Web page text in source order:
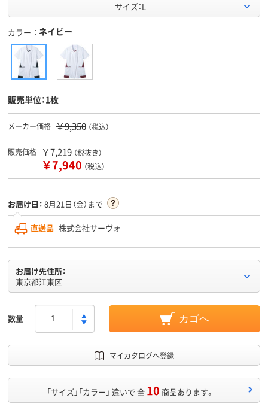
サイズ：L
カラー ネイビー
販売単位：1枚
メーカー価格 ￥9,350 （税込）
販売価格 ￥7,219 （税抜き）
￥7,940 （税込）
お届け日： 8月21日（金）まで
直送品 株式会社サーヴォ
お届け先住所：
東京都江東区
数量 カゴへ
マイカタログへ登録
「サイズ」「カラー」 違いで 全 10 商品あります。